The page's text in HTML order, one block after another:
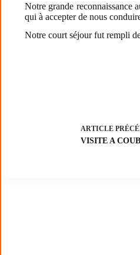
Notre grande reconnaissance
qui à accepter de nous
Notre court séjour fut rempli
ARTICLE
VISITE A